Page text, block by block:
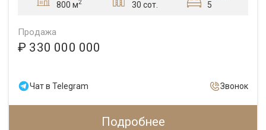
800 м2 30 сот. 5
Продажа
₽ 330 000 000
Чат в Telegram Звонок
Подробнее